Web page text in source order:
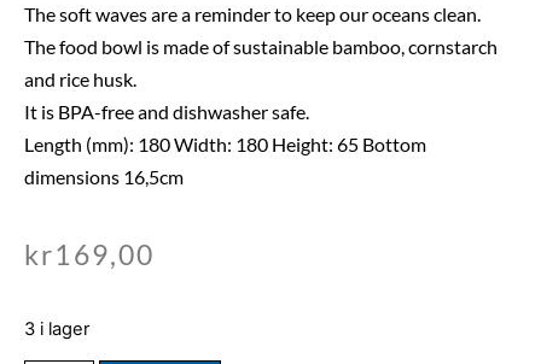
The soft waves are a reminder to keep our oceans clean.
The food bowl is made of sustainable bamboo, cornstarch
and rice husk.
It is BPA-free and dishwasher safe.
Length (mm): 180 Width: 180 Height: 65 Bottom
dimensions 16,5cm
kr169,00
3 i lager